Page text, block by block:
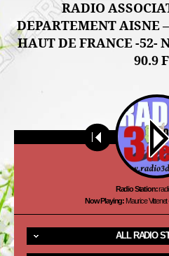
de
RADIO
DEPARTEMENT AISNE
HAUT DE FRANCE -52-
90.9
Now Playing: Maurice
Radio Station:
ALL RADIO